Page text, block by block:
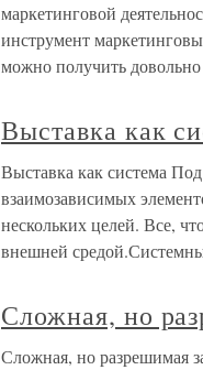
маркетинговой
инструмент
можно получить довольно
Выставка как
Выставка как система
взаимозависимых
нескольких целей. Все,
внешней
Сложная, но
Сложная, но разрешимая